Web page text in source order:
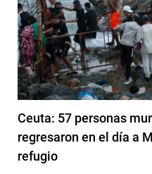
Ceuta: 57 personas
regresaron en el día a
refugio